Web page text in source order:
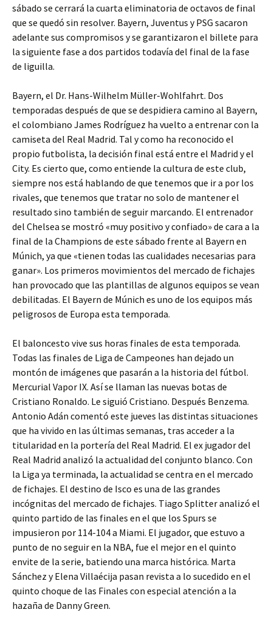
sábado se cerrará la cuarta eliminatoria de octavos de final
que se quedó sin resolver. Bayern, Juventus y PSG sacaron
adelante sus compromisos y se garantizaron el billete para
la siguiente fase a dos partidos todavía del final de la fase
de liguilla.
Bayern, el Dr. Hans-Wilhelm Müller-Wohlfahrt. Dos
temporadas después de que se despidiera camino al Bayern,
el colombiano James Rodríguez ha vuelto a entrenar con la
camiseta del Real Madrid. Tal y como ha reconocido el
propio futbolista, la decisión final está entre el Madrid y el
City. Es cierto que, como entiende la cultura de este club,
siempre nos está hablando de que tenemos que ir a por los
rivales, que tenemos que tratar no solo de mantener el
resultado sino también de seguir marcando. El entrenador
del Chelsea se mostró «muy positivo y confiado» de cara a la
final de la Champions de este sábado frente al Bayern en
Múnich, ya que «tienen todas las cualidades necesarias para
ganar». Los primeros movimientos del mercado de fichajes
han provocado que las plantillas de algunos equipos se vean
debilitadas. El Bayern de Múnich es uno de los equipos más
peligrosos de Europa esta temporada.
El baloncesto vive sus horas finales de esta temporada.
Todas las finales de Liga de Campeones han dejado un
montón de imágenes que pasarán a la historia del fútbol.
Mercurial Vapor IX. Así se llaman las nuevas botas de
Cristiano Ronaldo. Le siguió Cristiano. Después Benzema.
Antonio Adán comentó este jueves las distintas situaciones
que ha vivido en las últimas semanas, tras acceder a la
titularidad en la portería del Real Madrid. El ex jugador del
Real Madrid analizó la actualidad del conjunto blanco. Con
la Liga ya terminada, la actualidad se centra en el mercado
de fichajes. El destino de Isco es una de las grandes
incógnitas del mercado de fichajes. Tiago Splitter analizó el
quinto partido de las finales en el que los Spurs se
impusieron por 114-104 a Miami. El jugador, que estuvo a
punto de no seguir en la NBA, fue el mejor en el quinto
envite de la serie, batiendo una marca histórica. Marta
Sánchez y Elena Villaécija pasan revista a lo sucedido en el
quinto choque de las Finales con especial atención a la
hazaña de Danny Green.